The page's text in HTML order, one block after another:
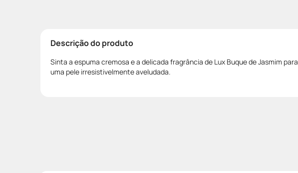
Descrição do produto
Sinta a espuma cremosa e a delicada fragrância de Lux Buque de Jasmim para
uma pele irresistivelmente aveludada.